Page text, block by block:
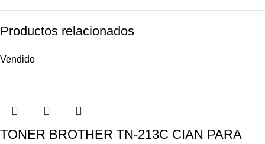
Productos relacionados
Vendido
TONER BROTHER TN-213C CIAN PARA